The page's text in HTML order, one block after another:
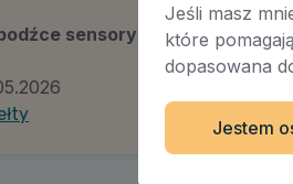
sensoryczne
Jeśli masz
które
dopasowana
Jestem